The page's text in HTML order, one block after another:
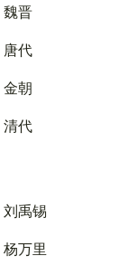
魏晋
唐代
金朝
清代
刘禹锡
杨万里